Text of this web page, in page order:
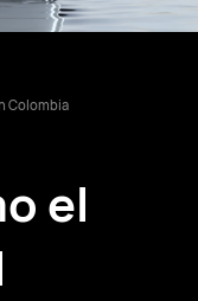
Colombia
el